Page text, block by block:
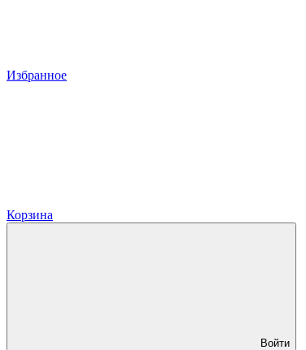
Избранное
Корзина
Войти